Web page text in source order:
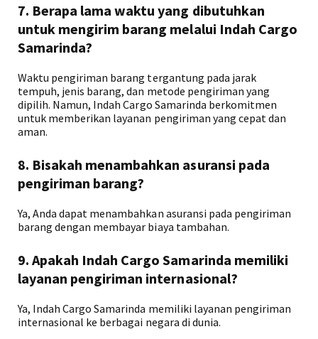
7. Berapa lama waktu yang dibutuhkan
untuk mengirim barang melalui Indah Cargo
Samarinda?
Waktu pengiriman barang tergantung pada jarak
tempuh, jenis barang, dan metode pengiriman yang
dipilih. Namun, Indah Cargo Samarinda berkomitmen
untuk memberikan layanan pengiriman yang cepat dan
aman.
8. Bisakah menambahkan asuransi pada
pengiriman barang?
Ya, Anda dapat menambahkan asuransi pada pengiriman
barang dengan membayar biaya tambahan.
9. Apakah Indah Cargo Samarinda memiliki
layanan pengiriman internasional?
Ya, Indah Cargo Samarinda memiliki layanan pengiriman
internasional ke berbagai negara di dunia.